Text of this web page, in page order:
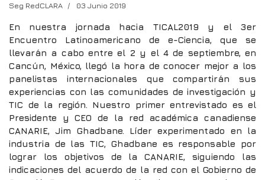
Seg RedCLARA 03 Junio 2019
En nuestra jornada hacia TICAL2019 y el 3er
Encuentro Latinoamericano de e-Ciencia, que se
llevarán a cabo entre el 2 y el 4 de septiembre, en
Cancún, México, llegó la hora de conocer mejor a los
panelistas internacionales que compartirán sus
experiencias con las comunidades de investigación y
TIC de la región. Nuestro primer entrevistado es el
Presidente y CEO de la red académica canadiense
CANARIE, Jim Ghadbane. Líder experimentado en la
industria de las TIC, Ghadbane es responsable por
lograr los objetivos de la CANARIE, siguiendo las
indicaciones del acuerdo de la red con el Gobierno de